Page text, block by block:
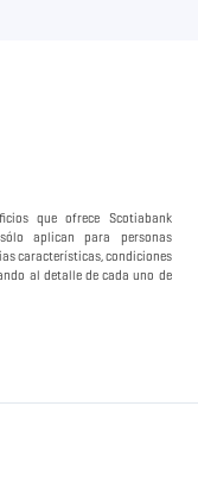
que ofrece Scotiabank
aplican para personas
características, condiciones
al detalle de cada uno de